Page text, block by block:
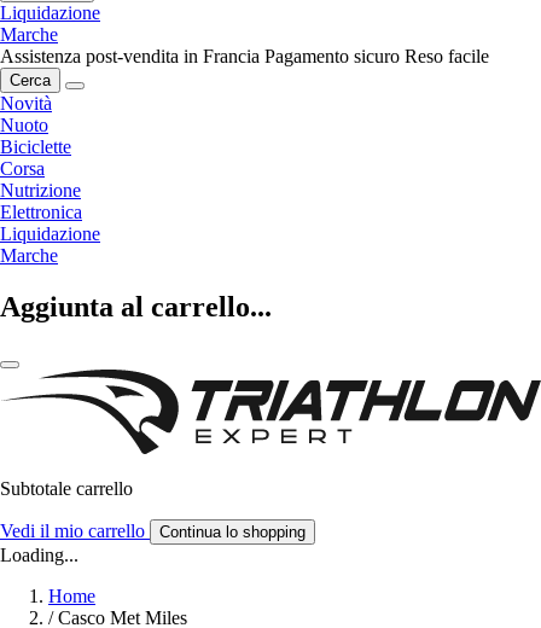
Liquidazione
Marche
Assistenza post-vendita in Francia Pagamento sicuro Reso facile
Cerca
Novità
Nuoto
Biciclette
Corsa
Nutrizione
Elettronica
Liquidazione
Marche
Aggiunta al carrello...
Subtotale carrello
Vedi il mio carrello Continua lo shopping
Loading...
Home
/ Casco Met Miles